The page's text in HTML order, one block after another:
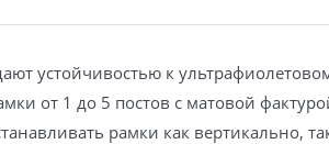
устойчивостью к
от 1 до 5 постов с матовой
рамки как вертикально,